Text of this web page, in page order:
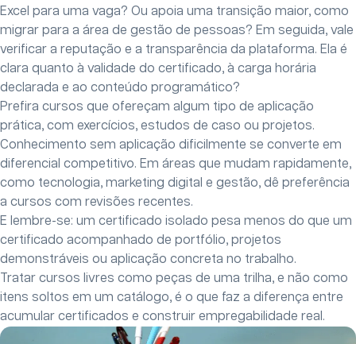
Excel para uma vaga? Ou apoia uma transição maior, como
migrar para a área de gestão de pessoas? Em seguida, vale
verificar a reputação e a transparência da plataforma. Ela é
clara quanto à validade do certificado, à carga horária
declarada e ao conteúdo programático?
Prefira cursos que ofereçam algum tipo de aplicação
prática, com exercícios, estudos de caso ou projetos.
Conhecimento sem aplicação dificilmente se converte em
diferencial competitivo. Em áreas que mudam rapidamente,
como tecnologia, marketing digital e gestão, dê preferência
a cursos com revisões recentes.
E lembre-se: um certificado isolado pesa menos do que um
certificado acompanhado de portfólio, projetos
demonstráveis ou aplicação concreta no trabalho.
Tratar cursos livres como peças de uma trilha, e não como
itens soltos em um catálogo, é o que faz a diferença entre
acumular certificados e construir empregabilidade real.